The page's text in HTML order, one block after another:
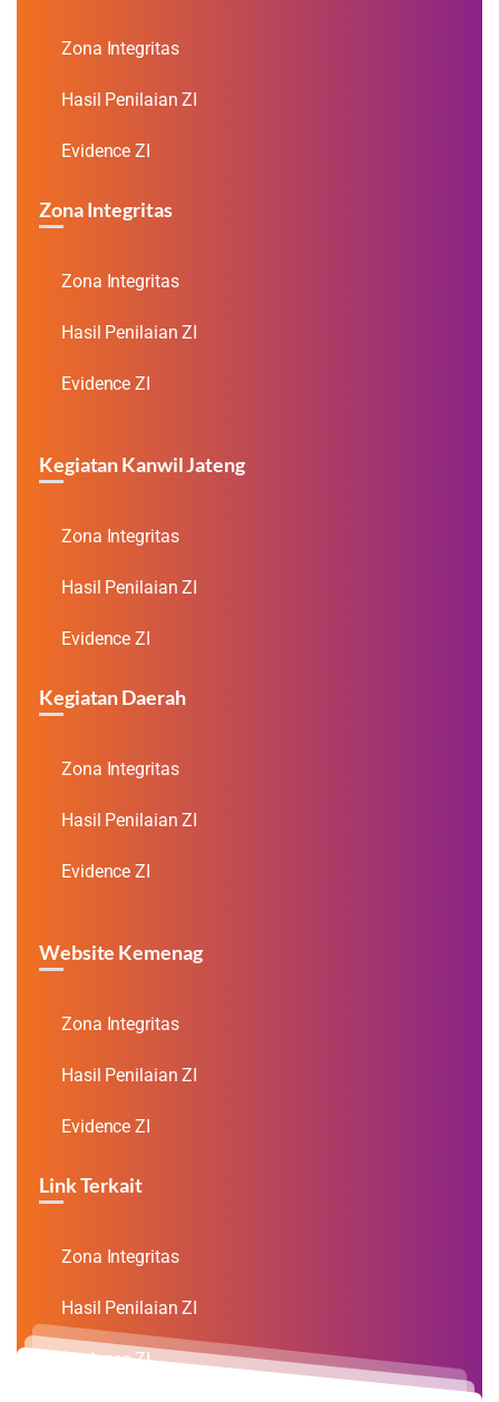
Zona Integritas
Hasil Penilaian ZI
Evidence ZI
Zona Integritas
Zona Integritas
Hasil Penilaian ZI
Evidence ZI
Kegiatan Kanwil Jateng
Zona Integritas
Hasil Penilaian ZI
Evidence ZI
Kegiatan Daerah
Zona Integritas
Hasil Penilaian ZI
Evidence ZI
Website Kemenag
Zona Integritas
Hasil Penilaian ZI
Evidence ZI
Link Terkait
Zona Integritas
Hasil Penilaian ZI
Evidence ZI